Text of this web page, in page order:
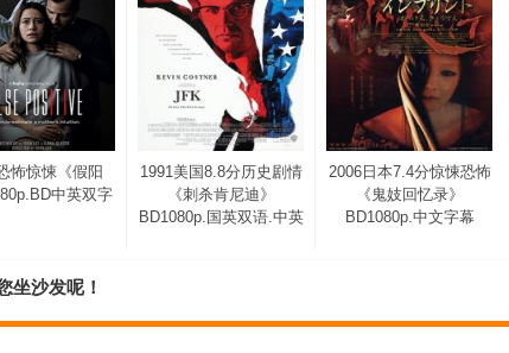
怖惊悚《假阳
中英双字
1991美国8.8分历史剧情
《刺杀肯尼迪》
BD1080p.国英双语.中英
2006日本7.4分惊悚恐怖
《鬼妓回忆录》
BD1080p.中文字幕
坐沙发呢！